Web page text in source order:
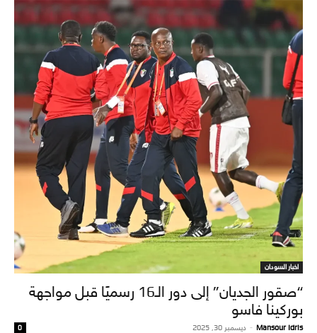
اخبار السودان
“صقور الجديان” إلى دور الـ16 رسميًا قبل مواجهة
بوركينا فاسو
Mansour Idris
- ديسمبر 30, 2025 0